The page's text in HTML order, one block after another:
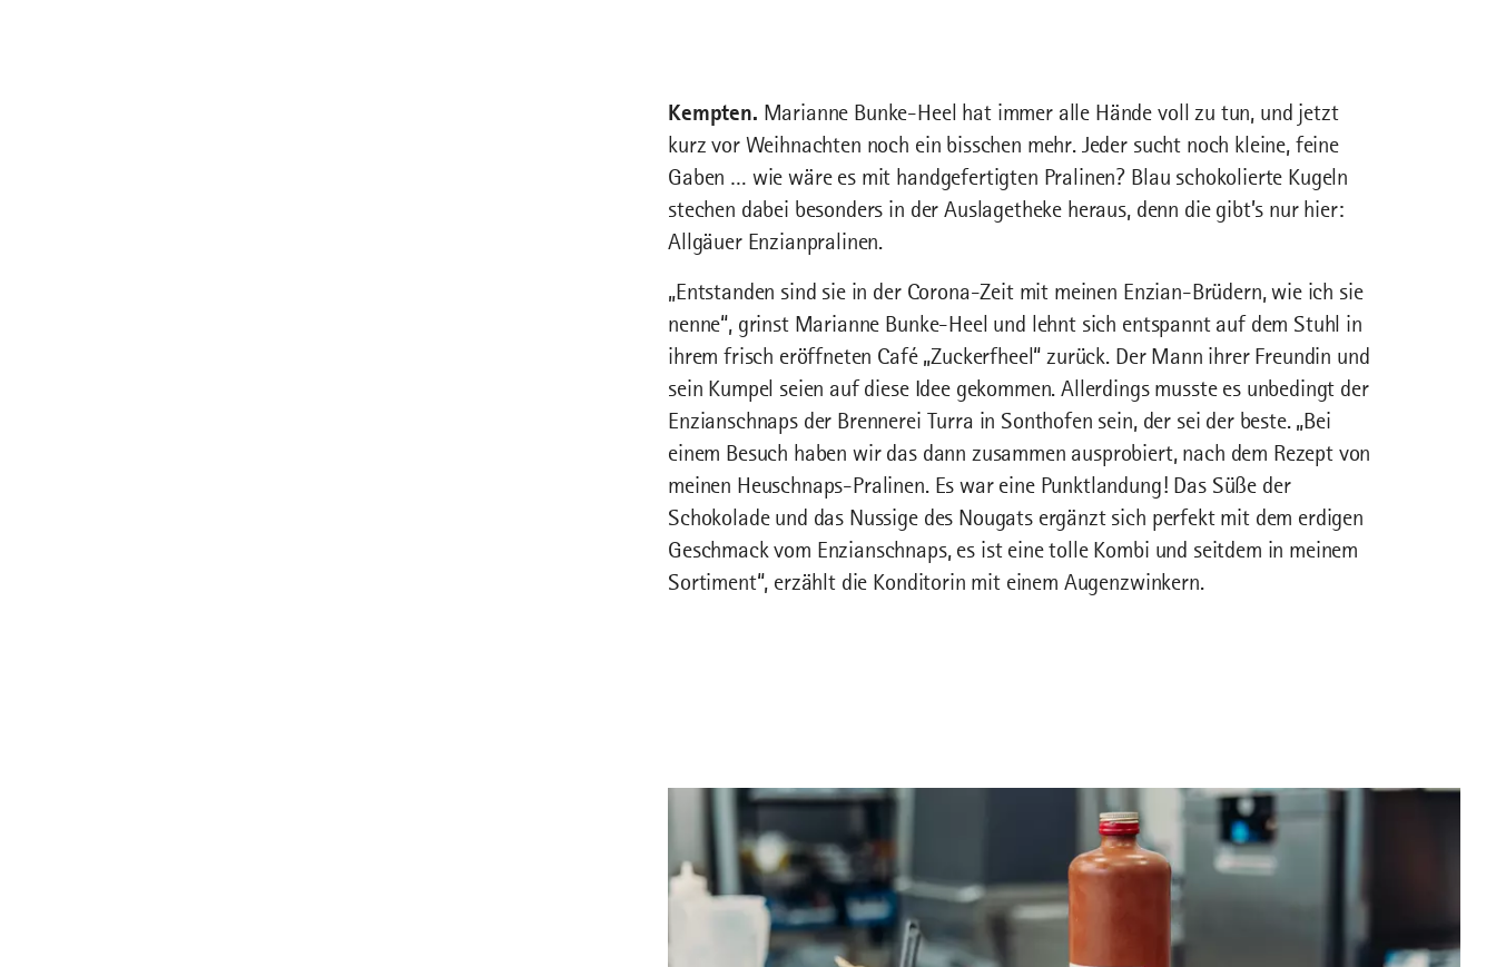
Kempten. Marianne Bunke-Heel hat immer alle Hände voll zu tun, und jetzt
kurz vor Weihnachten noch ein bisschen mehr. Jeder sucht noch kleine, feine
Gaben … wie wäre es mit handgefertigten Pralinen? Blau schokolierte Kugeln
stechen dabei besonders in der Auslagetheke heraus, denn die gibt’s nur hier:
Allgäuer Enzianpralinen.
„Entstanden sind sie in der Corona-Zeit mit meinen Enzian-Brüdern, wie ich sie
nenne“, grinst Marianne Bunke-Heel und lehnt sich entspannt auf dem Stuhl in
ihrem frisch eröffneten Café „Zuckerfheel“ zurück. Der Mann ihrer Freundin und
sein Kumpel seien auf diese Idee gekommen. Allerdings musste es unbedingt der
Enzianschnaps der Brennerei Turra in Sonthofen sein, der sei der beste. „Bei
einem Besuch haben wir das dann zusammen ausprobiert, nach dem Rezept von
meinen Heuschnaps-Pralinen. Es war eine Punktlandung! Das Süße der
Schokolade und das Nussige des Nougats ergänzt sich perfekt mit dem erdigen
Geschmack vom Enzianschnaps, es ist eine tolle Kombi und seitdem in meinem
Sortiment“, erzählt die Konditorin mit einem Augenzwinkern.